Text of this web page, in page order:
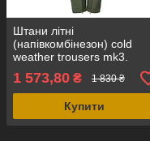
Штани літні
(напівкомбінезон) cold
weather trousers mk3.
сірий мембранний,
оригінал Британія
1 573,80 ₴ 1 830 ₴
Купити